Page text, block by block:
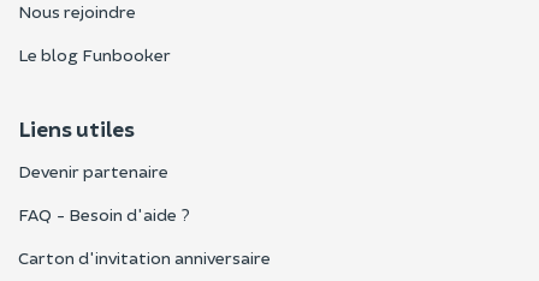
Nous rejoindre
Le blog Funbooker
Liens utiles
Devenir partenaire
FAQ - Besoin d'aide ?
Carton d'invitation anniversaire